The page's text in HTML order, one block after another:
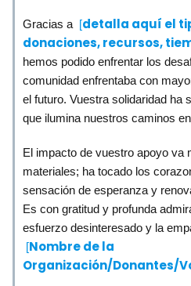
Gracias a [detalla aquí el
donaciones, recursos,
hemos podido enfrentar los
comunidad enfrentaba con
el futuro. Vuestra solidaridad ha
que ilumina nuestros caminos
El impacto de vuestro apoyo va
materiales; ha tocado los
sensación de esperanza y
Es con gratitud y profunda
esfuerzo desinteresado y la
[Nombre de la
Organización/Donantes/